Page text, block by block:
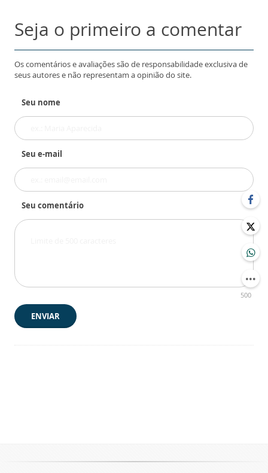
Seja o primeiro a comentar
Os comentários e avaliações são de responsabilidade exclusiva de
seus autores e não representam a opinião do site.
Seu nome
Seu e-mail
Seu comentário
500
ENVIAR